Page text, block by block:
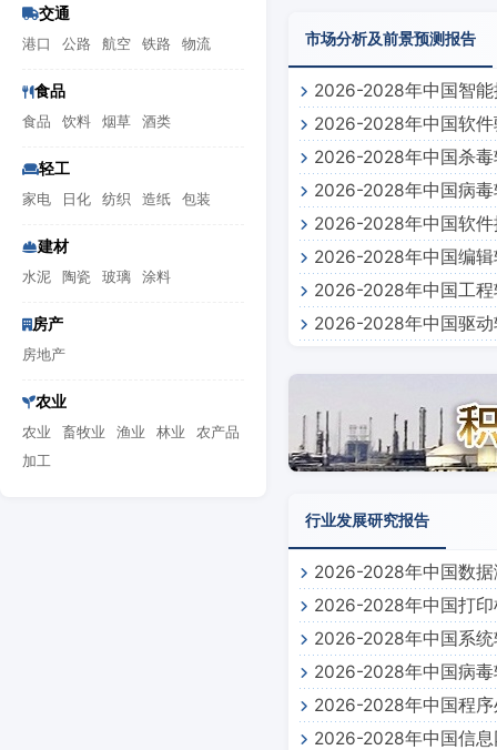
交通
港口 公路 航空 铁路 物流
食品
食品 饮料 烟草 酒类
轻工
家电 日化 纺织 造纸 包装
建材
水泥 陶瓷 玻璃 涂料
房产
房地产
农业
农业 畜牧业 渔业 林业
农产品
加工
市场分析及前景预测报告
2026-2028年中国智
告2026-2028年中国软
2026-2028年中国杀
2026-2028年中国病
2026-2028年中国软
2026-2028年中国编
2026-2028年中国工
2026-2028年中国驱
行业发展研究报告
2026-2028年中国数
2026-2028年中国打
2026-2028年中国系
2026-2028年中国病
2026-2028年中国程
2026-2028年中国信